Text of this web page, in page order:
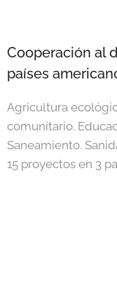
Cooperación al
países
Agricultura
comunitario.
Saneamiento.
15 proyectos en 3